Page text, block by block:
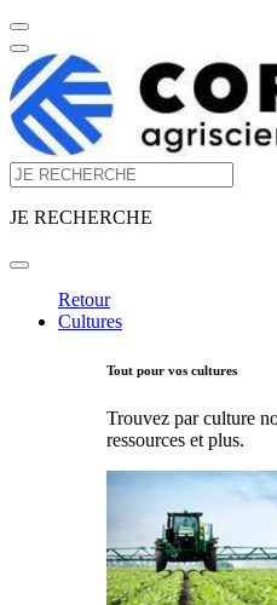
JE RECHERCHE
Retour
Cultures
Tout pour vos cultures
Trouvez par culture
ressources et plus.